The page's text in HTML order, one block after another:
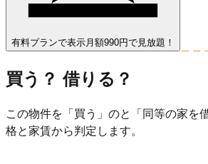
有料プランで表示 月額990円で見放題！
買う？ 借りる？
この物件を「買う」のと「同等の家を
格と家賃から判定します。